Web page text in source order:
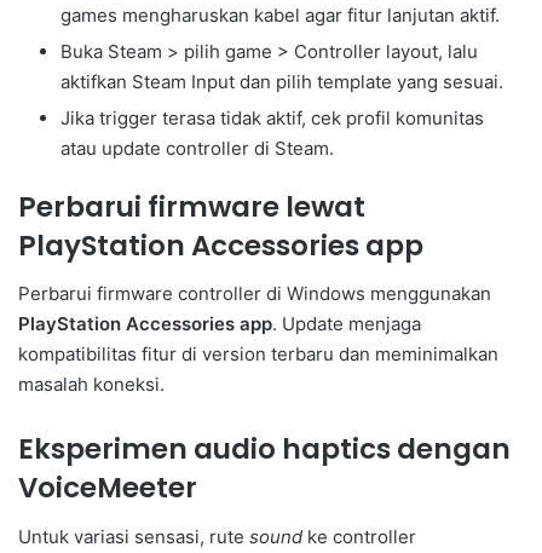
games mengharuskan kabel agar fitur lanjutan aktif.
Buka Steam > pilih game > Controller layout, lalu
aktifkan Steam Input dan pilih template yang sesuai.
Jika trigger terasa tidak aktif, cek profil komunitas
atau update controller di Steam.
Perbarui firmware lewat
PlayStation Accessories app
Perbarui firmware controller di Windows menggunakan
PlayStation Accessories app. Update menjaga
kompatibilitas fitur di version terbaru dan meminimalkan
masalah koneksi.
Eksperimen audio haptics dengan
VoiceMeeter
Untuk variasi sensasi, rute sound ke controller